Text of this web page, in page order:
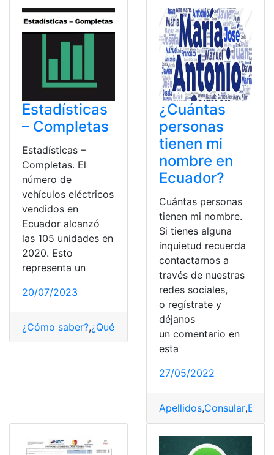
Estadísticas
– Completas
Estadísticas –
Completas. El
número de
vehículos eléctricos
vendidos en
Ecuador alcanzó
las 105 unidades en
2020. Esto
representa un
20/07/2023
¿Cómo saber?,¿Qué es? completos Consultas
¿Cuántas
personas
tienen mi
nombre en
Ecuador?
Cuántas personas
tienen mi nombre.
Si tienes alguna
inquietud recuerda
contactarnos a
través de nuestras
redes sociales,
o regístrate y
déjanos
un comentario en
esta
27/05/2022
Apellidos,Consular,